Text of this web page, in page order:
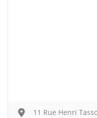
11 Rue Henri